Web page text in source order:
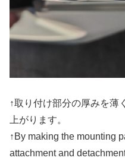
↑取り付け部分の厚みを薄
上がります。
↑By making the mounting
attachment and